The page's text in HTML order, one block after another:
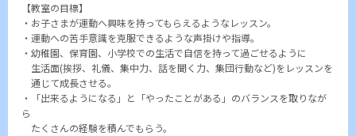
【教室の目標】
・お子さまが運動へ興味を持ってもらえるようなレッスン。
・運動への苦手意識を克服できるような声掛けや指導。
・幼稚園、保育園、小学校での生活で自信を持って過ごせるように
生活面(挨拶、礼儀、集中力、話を聞く力、集団行動など)をレッスンを
通じて成長させる。
・「出来るようになる」と「やったことがある」のバランスを取りなが
ら
たくさんの経験を積んでもらう。